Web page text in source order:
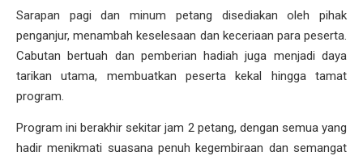
Sarapan pagi dan minum petang disediakan oleh pihak
penganjur, menambah keselesaan dan keceriaan para peserta.
Cabutan bertuah dan pemberian hadiah juga menjadi daya
tarikan utama, membuatkan peserta kekal hingga tamat
program.
Program ini berakhir sekitar jam 2 petang, dengan semua yang
hadir menikmati suasana penuh kegembiraan dan semangat